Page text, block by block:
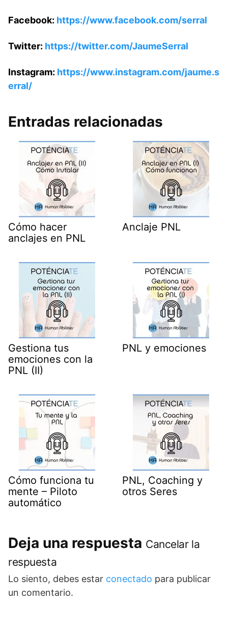
Facebook: https://www.facebook.com/serral
Twitter: https://twitter.com/JaumeSerral
Instagram: https://www.instagram.com/jaume.s
erral/
Entradas relacionadas
Cómo hacer
anclajes en PNL
Anclaje PNL
Gestiona tus
emociones con la
PNL (II)
PNL y emociones
Cómo funciona tu
mente – Piloto
automático
PNL, Coaching y
otros Seres
Deja una respuesta Cancelar la
respuesta
Lo siento, debes estar conectado para publicar
un comentario.